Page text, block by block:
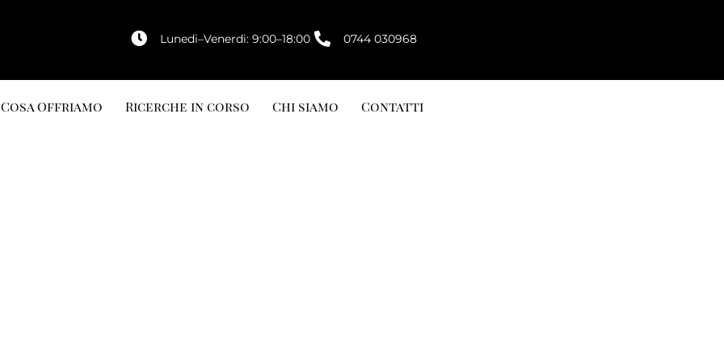
Lunedi–Venerdi: 9:00–18:00 0744 030968
Cosa Offriamo Ricerche in corso Chi siamo Contatti